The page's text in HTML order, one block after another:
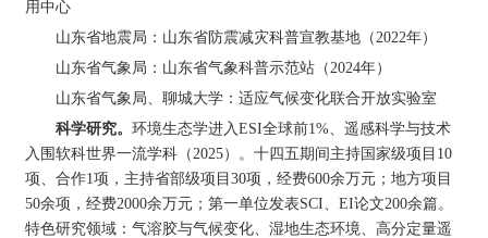
用中心
山东省地震局：山东省防震减灾科普宣教基地（2022年）
山东省气象局：山东省气象科普示范站（2024年）
山东省气象局、聊城大学：适应气候变化联合开放实验室
科学研究。环境生态学进入ESI全球前1%、遥感科学与技术
入围软科世界一流学科（2025）。十四五期间主持国家级项目10
项、合作1项，主持省部级项目30项，经费600余万元；地方项目
50余项，经费2000余万元；第一单位发表SCI、EI论文200余篇。
特色研究领域：气溶胶与气候变化、湿地生态环境、高分定量遥